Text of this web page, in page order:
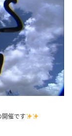
開催です